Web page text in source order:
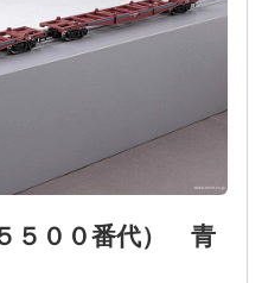
５００番代） 青